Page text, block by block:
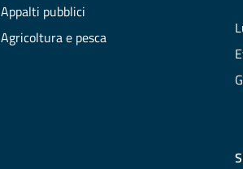
Appalti pubblici
Agricoltura e pesca